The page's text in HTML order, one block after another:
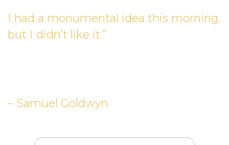
I had a monumental idea this morning,
but I didn’t like it.”
– Samuel Goldwyn